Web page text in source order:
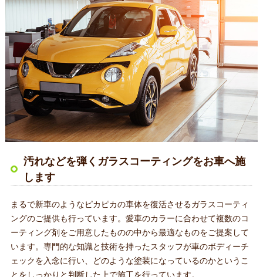
汚れなどを弾くガラスコーティングをお車へ施
します
まるで新車のようなピカピカの車体を復活させるガラスコーティ
ングのご提供も行っています。愛車のカラーに合わせて複数のコ
ーティング剤をご用意したものの中から最適なものをご提案して
います。専門的な知識と技術を持ったスタッフが車のボディーチ
ェックを入念に行い、どのような塗装になっているのかというこ